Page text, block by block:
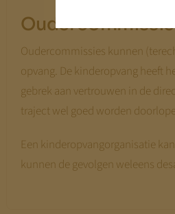
Oudercommissie
Oudercommissies kunnen
opvang. De kinderopvang heeft
gebrek aan vertrouwen in de
traject wel goed worden
Een kinderopvangorganisatie
kunnen de gevolgen weleens